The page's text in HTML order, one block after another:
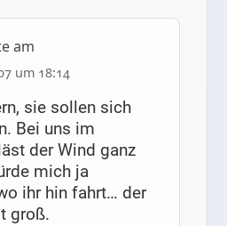
am
um 18:14
sie sollen sich
Bei uns im
der Wind ganz
mich ja
ihr hin fahrt… der
groß.